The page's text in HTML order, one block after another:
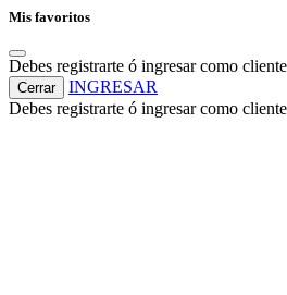
Mis favoritos
Debes registrarte ó ingresar como
Cerrar
INGRESAR
Debes registrarte ó ingresar como